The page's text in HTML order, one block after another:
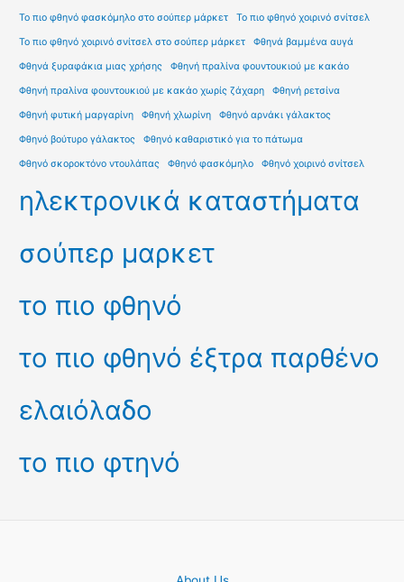
Το πιο φθηνό φασκόμηλο στο σούπερ μάρκετ Το πιο φθηνό χοιρινό σνίτσελ
Το πιο φθηνό χοιρινό σνίτσελ στο σούπερ μάρκετ Φθηνά βαμμένα αυγά
Φθηνά ξυραφάκια μιας χρήσης Φθηνή πραλίνα φουντουκιού με κακάο
Φθηνή πραλίνα φουντουκιού με κακάο χωρίς ζάχαρη Φθηνή ρετσίνα
Φθηνή φυτική μαργαρίνη Φθηνή χλωρίνη Φθηνό αρνάκι γάλακτος
Φθηνό βούτυρο γάλακτος Φθηνό καθαριστικό για το πάτωμα
Φθηνό σκοροκτόνο ντουλάπας Φθηνό φασκόμηλο Φθηνό χοιρινό σνίτσελ
ηλεκτρονικά καταστήματα
σούπερ μαρκετ
το πιο φθηνό
το πιο φθηνό έξτρα παρθένο
ελαιόλαδο
το πιο φτηνό